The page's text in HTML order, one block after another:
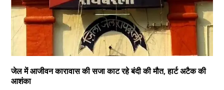
जेल में आजीवन कारावास की सजा काट रहे बंदी की मौत, हार्ट अटैक की
आशंका